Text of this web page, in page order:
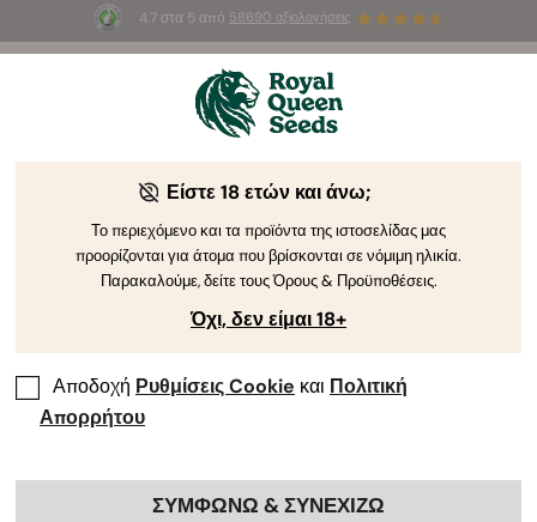
4.7 στα 5 από 58690 αξιολογήσεις
Summer Sales : Έως και -50%
προϊόντα! ⏤
Οδηγός Καλλιέργειας Κάνναβης από τη Royal Queen Seeds
Ευρετήριο Θεμάτων Οδηγού Καλλιέργειας
Είστε 18 ετών και άνω;
Το περιεχόμενο και τα προϊόντα της ιστοσελίδας μας
προορίζονται για άτομα που βρίσκονται σε νόμιμη ηλικία.
Παρακαλούμε, δείτε τους Όρους & Προϋποθέσεις.
Όχι, δεν είμαι 18+
Αποδοχή Ρυθμίσεις Cookie και Πολιτική
Απορρήτου
ΣΥΜΦΩΝΩ & ΣΥΝΕΧΙΖΩ